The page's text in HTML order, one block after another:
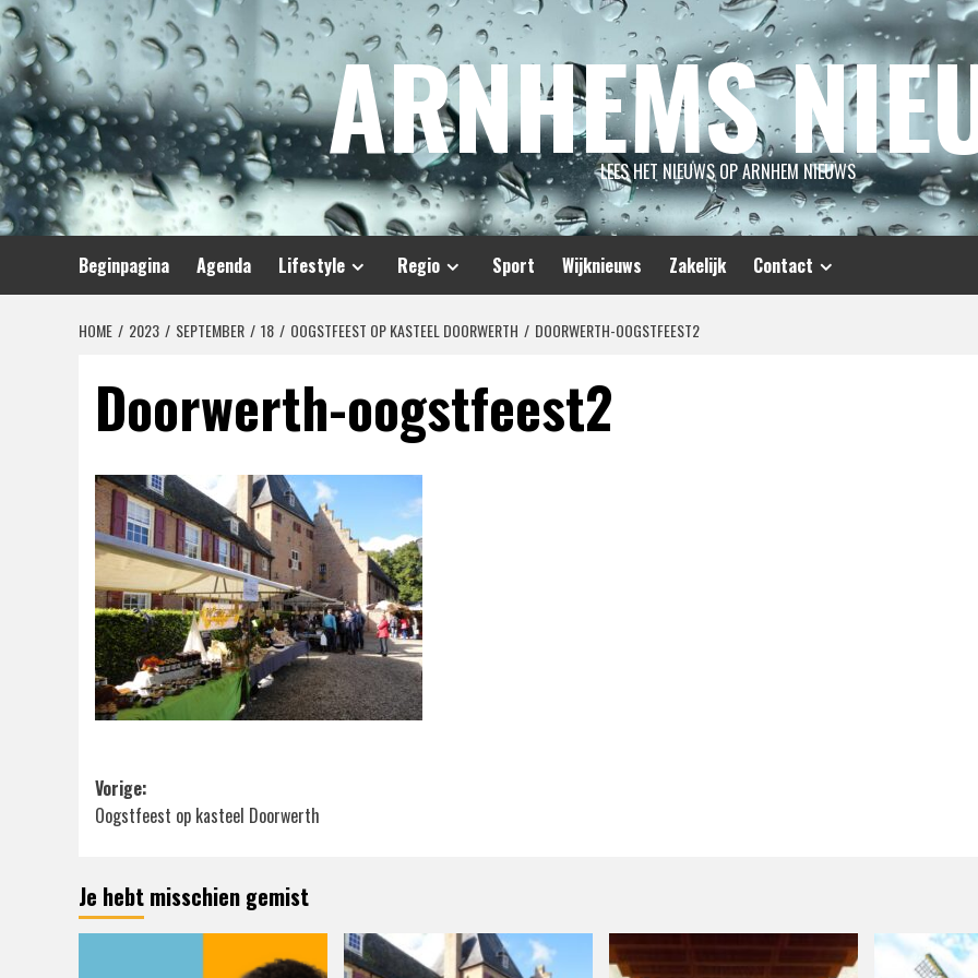
Spring
naar
inhoud
ARNHEMS
LEES HET NIEUWS OP ARNHEM NIEUWS
Beginpagina Agenda Lifestyle Regio Sport Wijknieuws Zakelijk Contact
HOME 2023 SEPTEMBER 18 OOGSTFEEST OP KASTEEL DOORWERTH DOORWERTH-OOGSTFEEST2
Doorwerth-oogstfeest2
Bericht
navigatie
Vorige:
Oogstfeest op kasteel Doorwerth
Je hebt misschien gemist